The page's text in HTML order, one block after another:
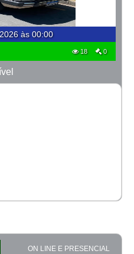
às 00:00
18 0
ON LINE E PRESENCIAL